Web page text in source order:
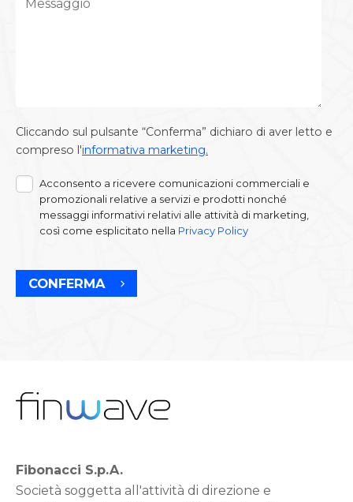
Cliccando sul pulsante “Conferma” dichiaro di aver letto e
compreso l'informativa marketing.
Acconsento a ricevere comunicazioni commerciali e
promozionali relative a servizi e prodotti nonché
messaggi informativi relativi alle attività di marketing,
così come esplicitato nella Privacy Policy
CONFERMA
Fibonacci S.p.A.
Società soggetta all'attività di direzione e